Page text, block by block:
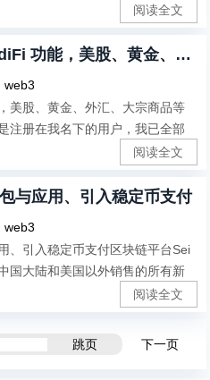
阅读全文
Bitget 最近正式上线 TradiFi 功能，美股、黄金、外汇、大宗商品等传统金融资产一站式投资！
web3
美股、黄金、外汇、大宗商品等
注册在我名下的用户，我已全部
阅读全文
与应用、引入稳定币支付
web3
、引入稳定币支付区块链平台Sei
国大陆和美国以外销售的所有新
阅读全文
跳页 下一页